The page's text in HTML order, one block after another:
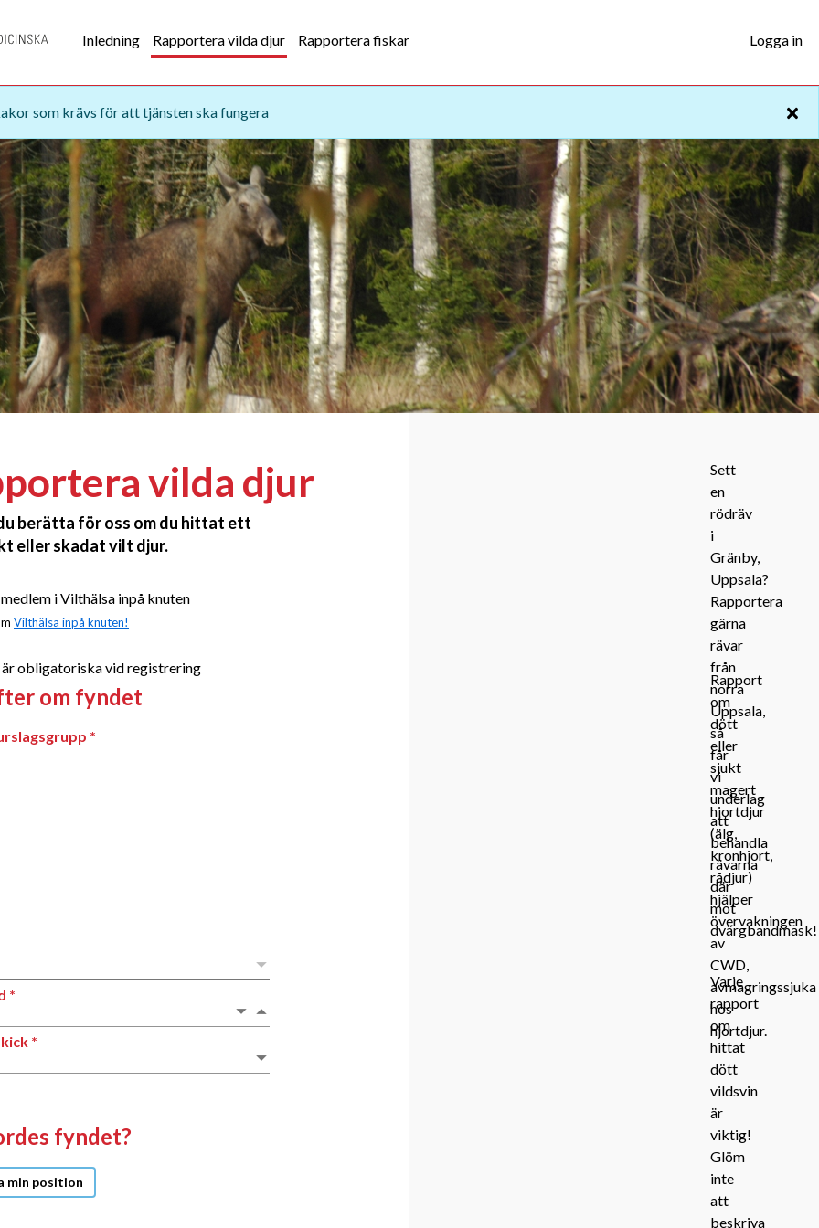
Inledning Rapportera vilda djur Rapportera fiskar Logga in
som krävs för att tjänsten ska fungera
vilda djur
berätta för oss om du hittat ett
eller skadat vilt djur.
medlem i Vilthälsa inpå knuten
Vilthälsa inpå knuten!
är obligatoriska vid registrering
om fyndet
fyndet?
min position
Sett
en
rödräv
i
Gränby,
Uppsala?
Rapportera
gärna
rävar
från
norra
Uppsala,
så
får
vi
underlag
att
behandla
rävarna
där
mot
dvärgbandmask!
Rapport
om
dött
eller
sjukt
magert
hjortdjur
(älg,
kronhjort,
rådjur)
hjälper
övervakningen
av
CWD,
avmagringssjuka
hos
hjortdjur.
Varje
rapport
om
hittat
dött
vildsvin
är
viktig!
Glöm
inte
att
beskriva